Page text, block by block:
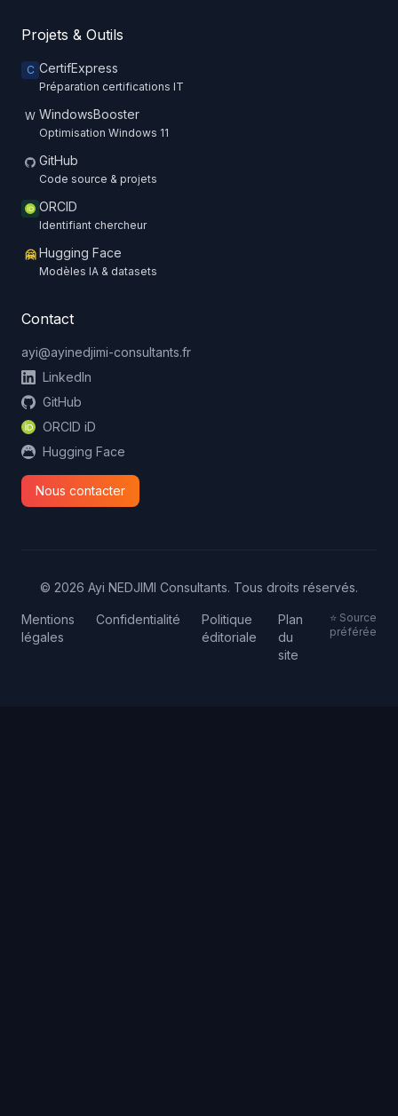
Projets & Outils
C CertifExpress
Préparation certifications IT
W WindowsBooster
Optimisation Windows 11
GitHub
Code source & projets
ORCID
Identifiant chercheur
🤗 Hugging Face
Modèles IA & datasets
Contact
ayi@ayinedjimi-consultants.fr
LinkedIn
GitHub
ORCID iD
Hugging Face
Nous contacter
© 2026 Ayi NEDJIMI Consultants. Tous droits réservés.
Mentions
légales
Confidentialité
Politique
éditoriale
Plan
du
site
⭐ Source
préférée